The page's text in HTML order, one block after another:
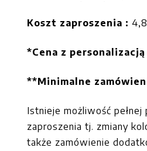
Koszt zaproszenia :
*Cena z
**Minimalne
Istnieje możliwość pełnej
zaproszenia tj. zmiany
także zamówienie